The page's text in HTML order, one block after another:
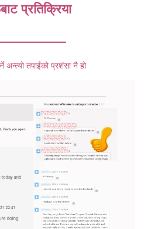
प्रतिक्रिया
अन्त्यो तपाईंको प्रशंसा नै हो